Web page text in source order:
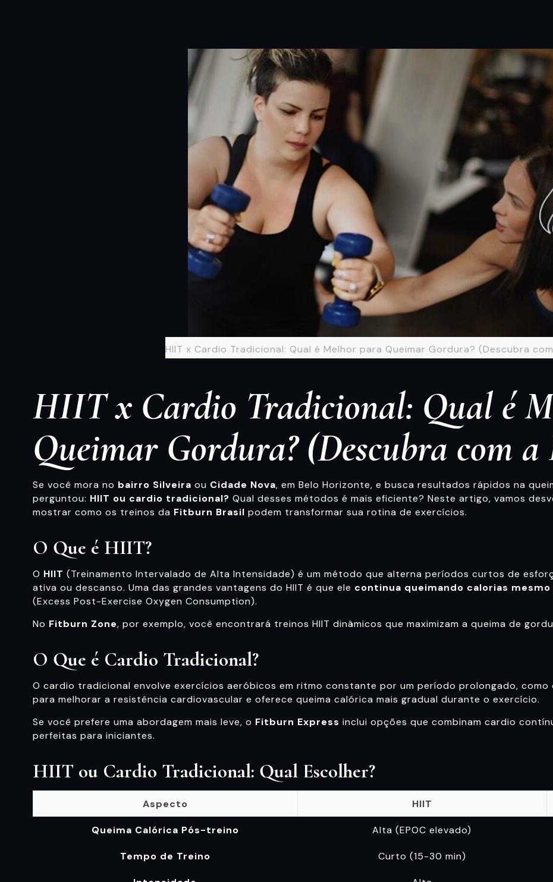
HIIT x Cardio Tradicional: Qual é Melhor para Queimar Gordura? (Descubra
HIIT x Cardio Tradicional: Qual é
Queimar Gordura? (Descubra com
Se você mora no bairro Silveira ou Cidade Nova, em Belo Horizonte, e busca resultados rápidos na
perguntou: HIIT ou cardio tradicional? Qual desses métodos é mais eficiente? Neste artigo, vamos
mostrar como os treinos da Fitburn Brasil podem transformar sua rotina de exercícios.
O Que é HIIT?
O HIIT (Treinamento Intervalado de Alta Intensidade) é um método que alterna períodos curtos de
ativa ou descanso. Uma das grandes vantagens do HIIT é que ele continua queimando calorias
(Excess Post-Exercise Oxygen Consumption).
No Fitburn Zone, por exemplo, você encontrará treinos HIIT dinâmicos que maximizam a queima de
O Que é Cardio Tradicional?
O cardio tradicional envolve exercícios aeróbicos em ritmo constante por um período prolongado,
para melhorar a resistência cardiovascular e oferece queima calórica mais gradual durante o exercício.
Se você prefere uma abordagem mais leve, o Fitburn Express inclui opções que combinam cardio
perfeitas para iniciantes.
HIIT ou Cardio Tradicional: Qual Escolher?
Aspecto HIIT
Queima Calórica Pós-treino Alta (EPOC elevado)
Tempo de Treino Curto (15-30 min)